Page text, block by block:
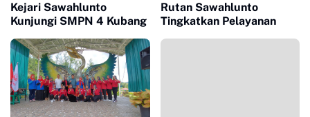
Kejari Sawahlunto
Kunjungi SMPN 4 Kubang
Rutan Sawahlunto
Tingkatkan Pelayanan